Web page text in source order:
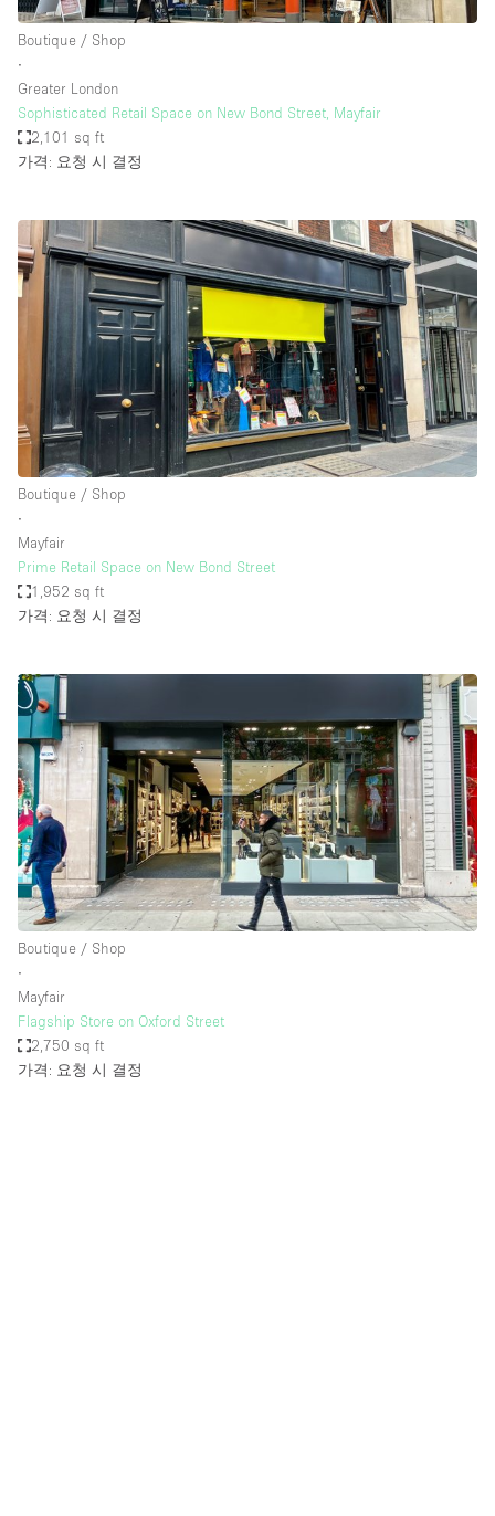
Boutique / Shop
∙
Greater London
Sophisticated Retail Space on New Bond Street, Mayfair
2,101 sq ft
가격: 요청 시 결정
Boutique / Shop
∙
Mayfair
Prime Retail Space on New Bond Street
1,952 sq ft
가격: 요청 시 결정
Boutique / Shop
∙
Mayfair
Flagship Store on Oxford Street
2,750 sq ft
가격: 요청 시 결정